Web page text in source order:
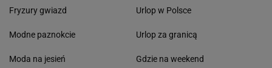
Fryzury gwiazd
Modne paznokcie
Moda na jesień
Urlop w Polsce
Urlop za granicą
Gdzie na weekend